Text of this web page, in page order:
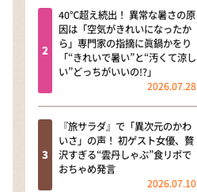
40℃超え続出！ 異常な暑さの原
因は「空気がきれいになったか
ら」専門家の指摘に眞鍋かをり
「“きれいで暑い”と“汚くて涼し
い”どっちがいいの!?」
2026.07.28
『旅サラダ』で「異次元のかわ
いさ」の声！ 初ゲスト女優、贅
沢すぎる“雲丹しゃぶ”食リポで
おちゃめ発言
2026.07.10